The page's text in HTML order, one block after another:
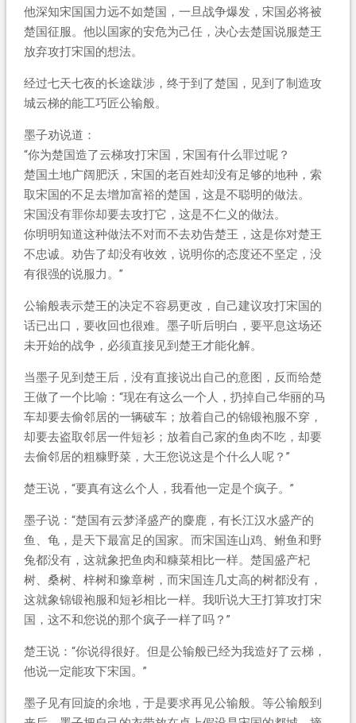
他深知宋国国力远不如楚国，一旦战争爆发，宋国必将被
楚国征服。他以国家的安危为己任，决心去楚国说服楚王
放弃攻打宋国的想法。
经过七天七夜的长途跋涉，终于到了楚国，见到了制造攻
城云梯的能工巧匠公输般。
墨子劝说道：
“你为楚国造了云梯攻打宋国，宋国有什么罪过呢？
楚国土地广阔肥沃，宋国的老百姓却没有足够的地种，索
取宋国的不足去增加富裕的楚国，这是不聪明的做法。
宋国没有罪你却要去攻打它，这是不仁义的做法。
你明明知道这种做法不对而不去劝告楚王，这是你对楚王
不忠诚。劝告了却没有收效，说明你的态度还不坚定，没
有很强的说服力。”
公输般表示楚王的决定不容易更改，自己建议攻打宋国的
话已出口，要收回也很难。墨子听后明白，要平息这场还
未开始的战争，必须直接见到楚王才能化解。
当墨子见到楚王后，没有直接说出自己的意图，反而给楚
王做了一个比喻：“现在有这么一个人，扔掉自己华丽的马
车却要去偷邻居的一辆破车；放着自己的锦锻袍服不穿，
却要去盗取邻居一件短衫；放着自己家的鱼肉不吃，却要
去偷邻居的粗糠野菜，大王您说这是个什么人呢？”
楚王说，“要真有这么个人，我看他一定是个疯子。”
墨子说：“楚国有云梦泽盛产的麋鹿，有长江汉水盛产的
鱼、龟，是天下最富足的国家。而宋国连山鸡、鲋鱼和野
兔都没有，这就象把鱼肉和糠菜相比一样。楚国盛产杞
树、桑树、梓树和豫章树，而宋国连几丈高的树都没有，
这就象锦锻袍服和短衫相比一样。我听说大王打算攻打宋
国，这不和您说的那个疯子一样了吗？”
楚王说：“你说得很好。但是公输般已经为我造好了云梯，
他说一定能攻下宋国。”
墨子见有回旋的余地，于是要求再见公输般。等公输般到